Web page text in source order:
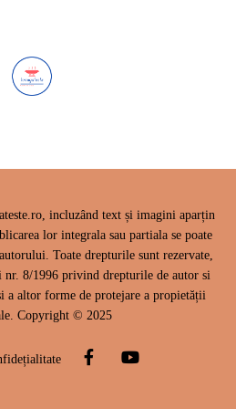
incluzând text și imagini aparțin
lor integrala sau partiala se poate
Toate drepturile sunt rezervate,
8/1996 privind drepturile de autor si
a altor forme de protejare a propietății
Copyright © 2025